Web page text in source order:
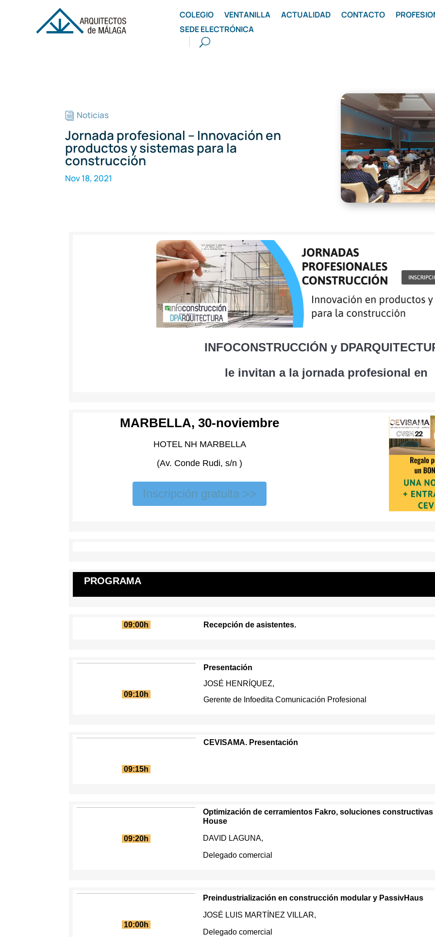
COLEGIO VENTANILLA ACTUALIDAD CONTACTO
SEDE ELECTRÓNICA
i Noticias
Jornada profesional – Innovación en
productos y sistemas para la
construcción
Nov 18, 2021
INFOCONSTRUCCIÓN y
le invitan a la jornada profesional en
MARBELLA, 30-noviembre
HOTEL NH MARBELLA
(Av. Conde Rudi, s/n )
Inscripción gratuita >>
PROGRAMA
09:00h Recepción de asistentes.
09:10h
Presentación
JOSÉ HENRÍQUEZ,
Gerente de Infoedita Comunicación Profesional
09:15h
CEVISAMA. Presentación
09:20h
Optimización de cerramientos Fakro, soluciones constructivas
House
DAVID LAGUNA,
Delegado comercial
10:00h
Preindustrialización en construcción modular y PassivHaus
JOSÉ LUIS MARTÍNEZ VILLAR,
Delegado comercial